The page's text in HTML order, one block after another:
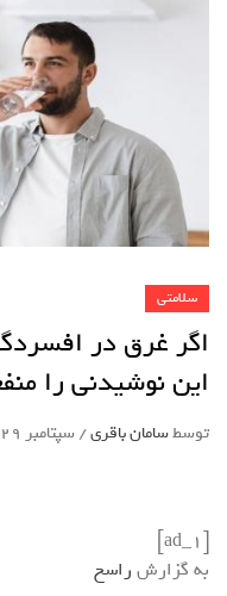
سلامتی
اگر غرق در
این نوشیدنی را
توسطسامان باقری/سپتامبر 29, 2025
[ad_1]
به گزارش راسخ